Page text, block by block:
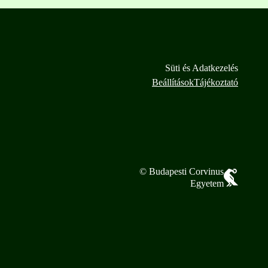
Süti és Adatkezelés
BeállításokTájékoztató
© Budapesti Corvinus
Egyetem